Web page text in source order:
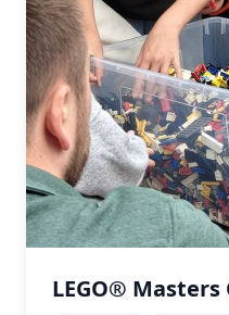
LEGO® Masters